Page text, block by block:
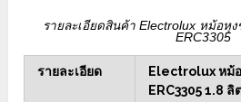
รายละเอียดสินค้า Electrolux หม้อหุ
ERC3305
รายละเอียด
Electrolux หม้
ERC3305 1.8 ลิ